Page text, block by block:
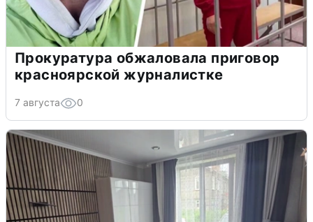
Прокуратура обжаловала приговор
красноярской журналистке
7 августа 0